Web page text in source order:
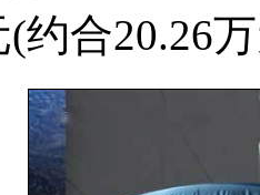
约合20.26